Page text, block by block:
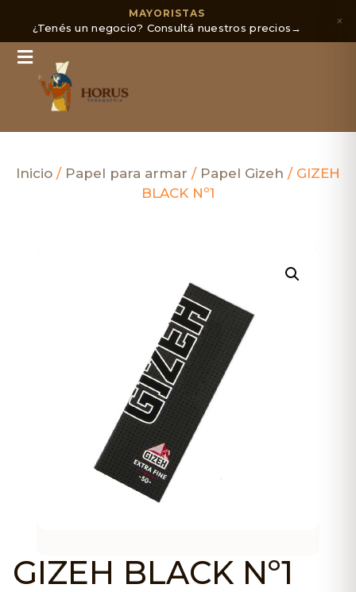
MAYORISTAS
¿Tenés un negocio? Consultá nuestros precios→ ×
Inicio / Papel para armar / Papel Gizeh / GIZEH
BLACK Nº1
GIZEH BLACK Nº1